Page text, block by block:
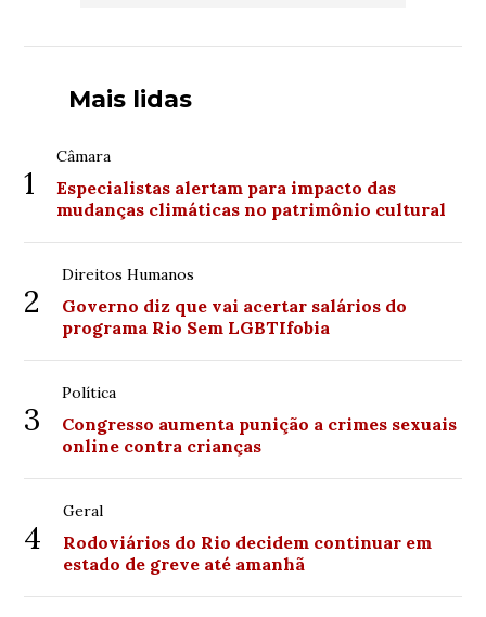
Mais lidas
1
Câmara
Especialistas alertam para impacto das
mudanças climáticas no patrimônio cultural
2
Direitos Humanos
Governo diz que vai acertar salários do
programa Rio Sem LGBTIfobia
3
Política
Congresso aumenta punição a crimes sexuais
online contra crianças
4
Geral
Rodoviários do Rio decidem continuar em
estado de greve até amanhã